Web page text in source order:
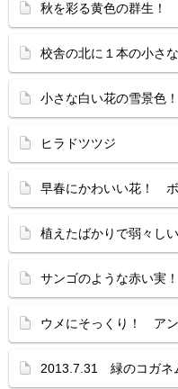
秋を彩る黄色の群生！
校舎の北に１本の小
小さな白い花の雪景色
ヒラドツツジ
早春にかわいい花！
植えたばかりで弱々し
サンゴのような赤い実
ウメにそっくり！ ア
2013.7.31 緑のコガネ